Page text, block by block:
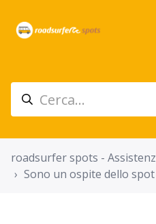
roadsurfer spots -
Sono un ospite dello spot